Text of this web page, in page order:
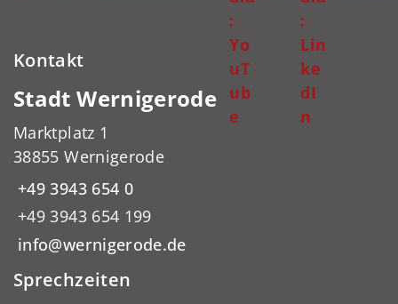
:
Yo
uT
ub
e
:
Lin
ke
dI
n
Kontakt
Stadt Wernigerode
Marktplatz 1
38855 Wernigerode
+49 3943 654 0
+49 3943 654 199
info@wernigerode.de
Sprechzeiten